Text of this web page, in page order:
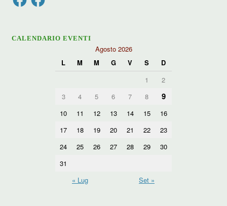
CALENDARIO EVENTI
Agosto 2026
L
M M G V S
D
1
2
3
4 5 6 7 8 9
10 11 12 13 14 15
16
17
18 19 20 21 22
23
24
25 26 27 28 29
30
31
« Lug
Set »